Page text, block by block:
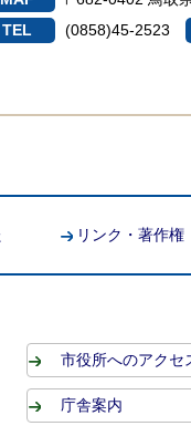
TEL
(0858)45-2523
リンク・著作権
市役所へのアクセ
庁舎案内